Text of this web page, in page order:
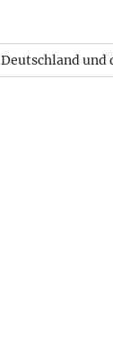
Deutschland und